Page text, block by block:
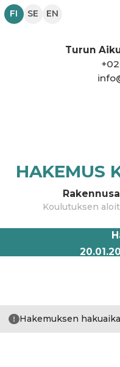
FI SE EN
HAKEMUS
Koulutuksen
Turun
+
Hakemuksen